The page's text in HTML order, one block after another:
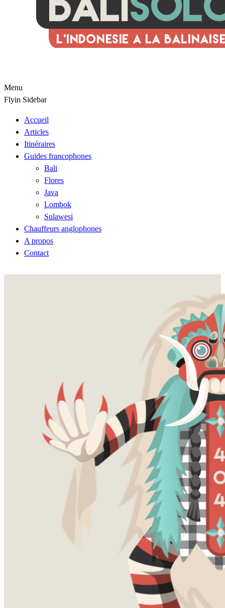
Menu
Flyin Sidebar
Accueil
Articles
Itinéraires
Guides francophones
Bali
Flores
Java
Lombok
Sulawesi
Chauffeurs anglophones
A propos
Contact